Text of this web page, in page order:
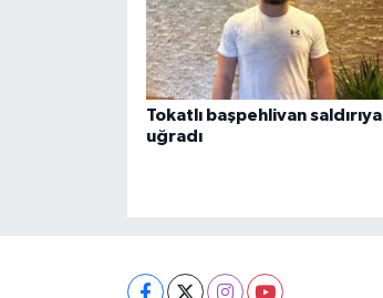
Tokatlı başpehlivan saldırıya
uğradı